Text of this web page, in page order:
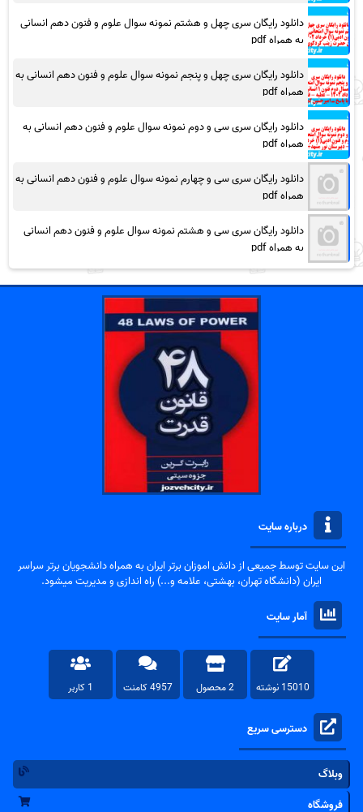
دانلود رایگان سری چهل و هشتم نمونه سوال علوم و فنون دهم انسانی
به همراه pdf
دانلود رایگان سری چهل و پنجم نمونه سوال علوم و فنون دهم انسانی به
همراه pdf
دانلود رایگان سری سی و دوم نمونه سوال علوم و فنون دهم انسانی به
همراه pdf
دانلود رایگان سری سی و چهارم نمونه سوال علوم و فنون دهم انسانی به
همراه pdf
دانلود رایگان سری سی و هشتم نمونه سوال علوم و فنون دهم انسانی
به همراه pdf
درباره سایت
این سایت توسط جمیعی از دانش اموزان برتر ایران به همراه دانشجویان برتر سراسر
ایران (دانشگاه تهران، بهشتی، علامه و...) راه اندازی و مدیریت میشود.
آمار سایت
15010 نوشته 2 محصول 4957 کامنت 1 کاربر
دسترسی سریع
وبلاگ
فروشگاه